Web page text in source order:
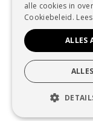
© Copyright
Sitemap
alle cookies in
Cookiebeleid.
ALLES